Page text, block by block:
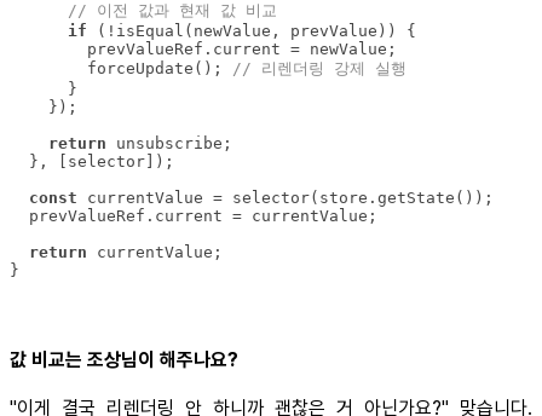
// 이전 값과 현재 값 비교
if
        forceUpdate();
// 리렌더링 강제 실행
return
const
return
}
값 비교는 조상님이 해주나요?
"이게 결국 리렌더링 안 하니까 괜찮은 거 아닌가요?" 맞습니다.